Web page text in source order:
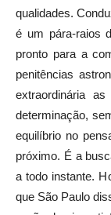
qualidades.
é um pára-raios
pronto para a
penitências
extraordinária
determinação,
equilíbrio no
próximo. É a
a todo instante.
que São Paulo